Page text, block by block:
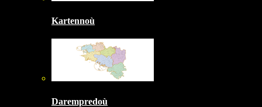
Kartennoù
Darempredoù